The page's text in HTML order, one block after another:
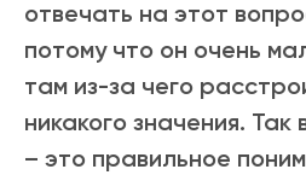
отвечать на этот
потому что он очень
там из-за чего
никакого значения. Так
– это правильное